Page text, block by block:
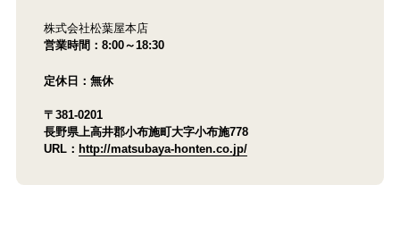
株式会社松葉屋本店
営業時間：8:00～18:30
定休日：無休
〒381-0201
長野県上高井郡小布施町大字小布施778
URL： http://matsubaya-honten.co.jp/